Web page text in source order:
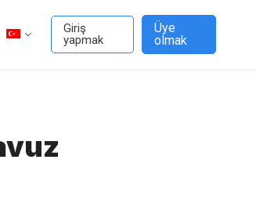
Giriş
yapmak
Üye
olmak